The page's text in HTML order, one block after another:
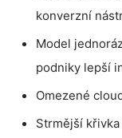
konverzní
Model
podniky lepší
Omezené
Strmější